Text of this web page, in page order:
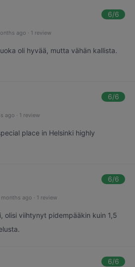
6/6
ago · 1 review
oli hyvää, mutta vähän kallista.
6/6
ago · 1 review
place in Helsinki highly
6/6
months ago · 1 review
olisi viihtynyt pidempääkin kuin 1,5
6/6